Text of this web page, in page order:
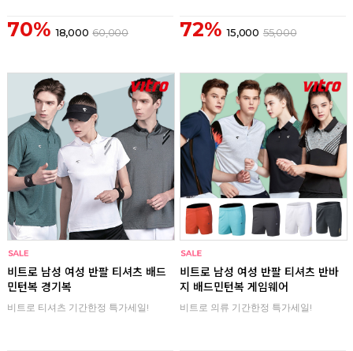
70% 18,000 60,000 72% 15,000 55,000
비트로 남성 여성 반팔 티셔츠 배드
민턴복 경기복
비트로 티셔츠 기간한정 특가세일!
비트로 남성 여성 반팔 티셔츠 반바
지 배드민턴복 게임웨어
비트로 의류 기간한정 특가세일!